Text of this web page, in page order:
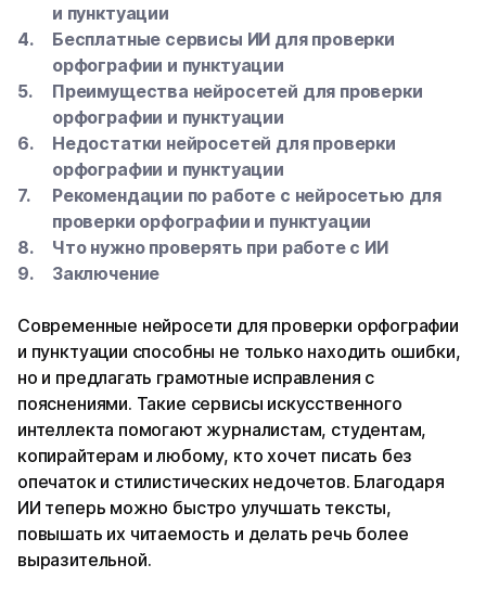
и пунктуации
Бесплатные сервисы ИИ для проверки
орфографии и пунктуации
Преимущества нейросетей для проверки
орфографии и пунктуации
Недостатки нейросетей для проверки
орфографии и пунктуации
Рекомендации по работе с нейросетью для
проверки орфографии и пунктуации
Что нужно проверять при работе с ИИ
Заключение
Современные нейросети для проверки орфографии
и пунктуации способны не только находить ошибки,
но и предлагать грамотные исправления с
пояснениями. Такие сервисы искусственного
интеллекта помогают журналистам, студентам,
копирайтерам и любому, кто хочет писать без
опечаток и стилистических недочетов. Благодаря
ИИ теперь можно быстро улучшать тексты,
повышать их читаемость и делать речь более
выразительной.